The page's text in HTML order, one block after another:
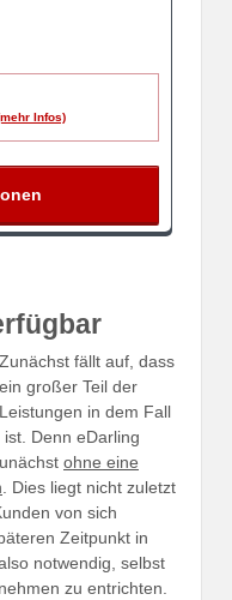
Zunächst fällt auf, dass
ein großer Teil der
Leistungen in dem Fall
Denn eDarling
ohne eine
. Dies liegt nicht zuletzt
von sich
Zeitpunkt in
notwendig, selbst
zu entrichten.